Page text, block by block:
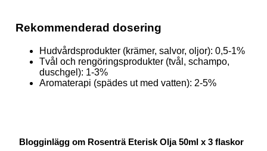
Rekommenderad dosering
Hudvårdsprodukter (krämer, salvor, oljor): 0,5-1%
Tvål och rengöringsprodukter (tvål, schampo,
duschgel): 1-3%
Aromaterapi (spädes ut med vatten): 2-5%
Blogginlägg om Rosenträ Eterisk Olja 50ml x 3 flaskor